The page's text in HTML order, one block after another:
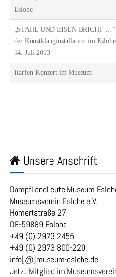
Eslohe
„STAHL UND EISEN BRICHT
der Kunstklanginstallation im
14. Juli 2013
Harfen-Konzert im Museum
Unsere Anschrift
DampfLandLeute Museum
Museumsverein Eslohe e.V.
Homertstraße 27
DE-59889 Eslohe
+49 (0) 2973 2455
+49 (0) 2973 800-220
info[@]museum-eslohe.de
Jetzt Mitglied im